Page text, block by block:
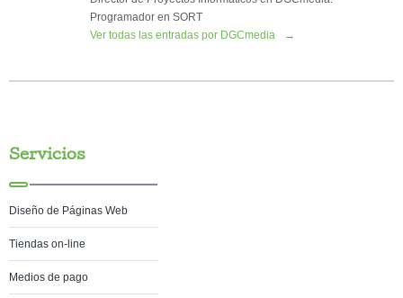
Programador en SORT
Ver todas las entradas por DGCmedia
→
Servicios
Diseño de Páginas Web
Tiendas on-line
Medios de pago